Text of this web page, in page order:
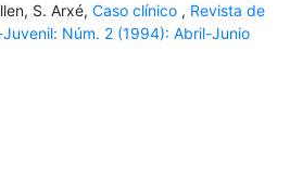
S. Arxé, Caso clínico , Revista de
Núm. 2 (1994): Abril-Junio